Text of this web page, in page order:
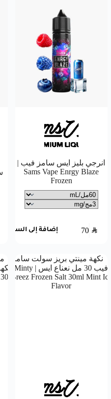
انرجي بليز ايس سامز فيب |
Sams Vape Enrgy Blaze
Frozen
70 SAR إضافة إلى السلة